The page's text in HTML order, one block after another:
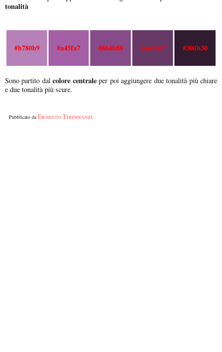
tonalità
#b780b9 #a45fa7 #864b88 #663967 #301b30
Sono partito dalcolore centraleper poi aggiungere due tonalità più chiare
e due tonalità più scure.
Pubblicato daErnesto Tirinnanzi